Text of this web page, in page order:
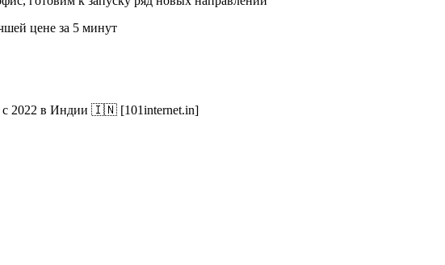
цене за 5 минут
с 2022 в Индии 🇮🇳 [101internet.in]